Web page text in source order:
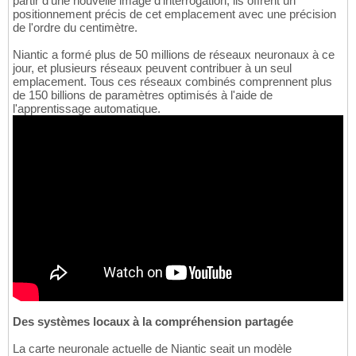
positionnement précis de cet emplacement avec une précision
de l'ordre du centimètre.
Niantic a formé plus de 50 millions de réseaux neuronaux à ce
jour, et plusieurs réseaux peuvent contribuer à un seul
emplacement. Tous ces réseaux combinés comprennent plus
de 150 billions de paramètres optimisés à l'aide de
l'apprentissage automatique.
Des systèmes locaux à la compréhension partagée
La carte neuronale actuelle de Niantic seait un modèle